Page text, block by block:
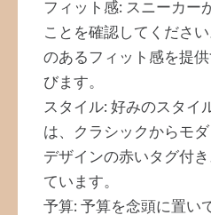
フィット感: スニーカー
ことを確認してくださ
のあるフィット感を提
びます。
スタイル: 好みのスタイ
は、クラシックからモ
デザインの赤いタグ付
ています。
予算: 予算を念頭に置い